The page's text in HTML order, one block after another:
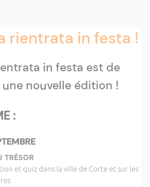
rientrata in festa !
in festa est de
nouvelle édition !
:
TRÉSOR
et quiz dans la ville de Corte et sur les